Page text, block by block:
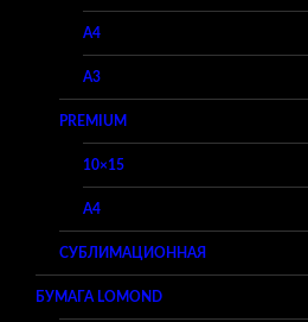
A4
A3
PREMIUM
10×15
A4
СУБЛИМАЦИОННАЯ
БУМАГА LOMOND